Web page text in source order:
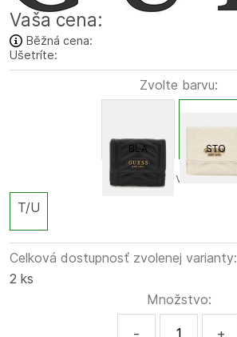
Vaša cena:
Běžná cena:
Ušetríte:
Zvolte barvu:
BLA STO
Zvolte velikost:
T/U
Celková dostupnosť zvolenej varianty:
2 ks
Množstvo:
- +